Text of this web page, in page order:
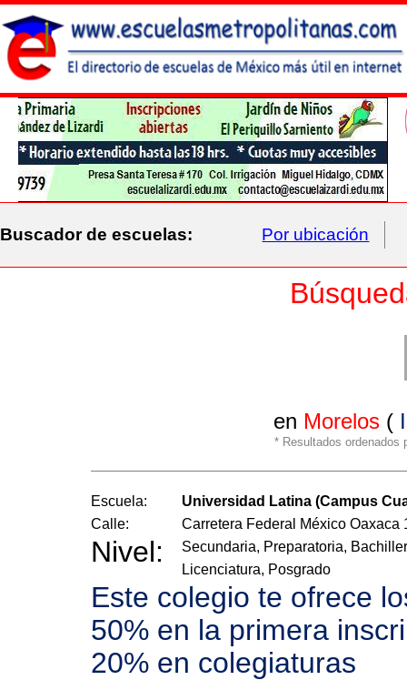
Buscador de escuelas: Por ubicación
en Morelos (
* Resultados ordenados
Escuela:
Universidad Latina (Campus
Calle:
Carretera Federal México Oaxaca
Nivel:
Secundaria, Preparatoria,
Licenciatura, Posgrado
Este colegio te ofrece
50% en la primera
20% en colegiaturas